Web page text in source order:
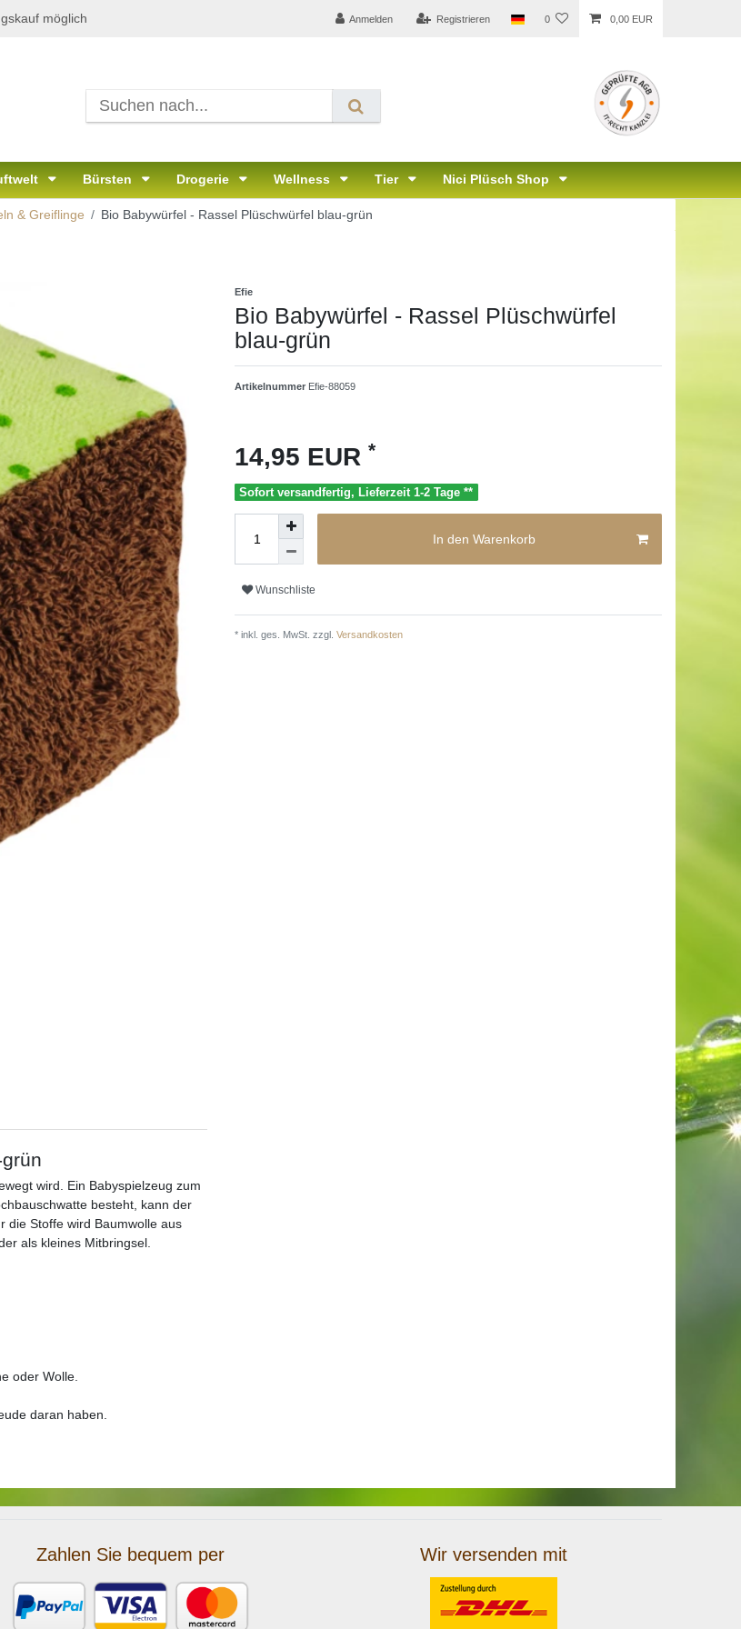
möglich Anmelden Registrieren 0 0,00 EUR
Bürsten Drogerie Wellness Tier Nici Plüsch Shop
& Greiflinge Bio Babywürfel - Rassel Plüschwürfel blau-grün
Efie
Bio Babywürfel - Rassel Plüschwürfel
blau-grün
Artikelnummer Efie-88059
14,95 EUR *
Sofort versandfertig, Lieferzeit 1-2 Tage **
In den Warenkorb
Wunschliste
* inkl. ges. MwSt. zzgl. Versandkosten
wird. Ein Babyspielzeug zum
besteht, kann der
die Stoffe wird Baumwolle aus
als kleines Mitbringsel.
oder Wolle.
daran haben.
Zahlen Sie bequem per Wir versenden mit